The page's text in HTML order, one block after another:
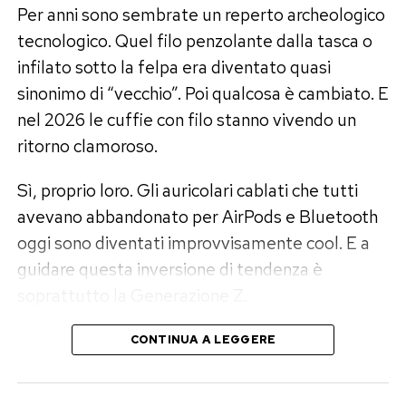
(e senza stress)
Per evitare i classici passi falsi da febbre dello
shopping, bastano pochi e semplici accorgimenti
pratici:
Fate l’inventario del guardaroba:
manca davvero (un blazer estivo, un abito passe-
partout per le vacanze, un paio di sandali in pelle)
evita di comprare doppioni inutili.
Verificate i prezzi di partenza:La trasparenza è
percentuale di sconto e il prezzo finale. Un
commerciante serio non gonfia i prezzi prima del
periodo promozionale.
Per anni sono sembrate un reperto archeologico
tecnologico. Quel filo penzolante dalla tasca o
infilato sotto la felpa era diventato quasi
sinonimo di “vecchio”. Poi qualcosa è cambiato. E
nel 2026 le cuffie con filo stanno vivendo un
ritorno clamoroso.
Sì, proprio loro. Gli auricolari cablati che tutti
avevano abbandonato per AirPods e Bluetooth
oggi sono diventati improvvisamente cool. E a
guidare questa inversione di tendenza è
La Gen Z si è stancata del Bluetooth
Dietro il ritorno delle cuffie con filo non c’è
CONTINUA A LEGGERE